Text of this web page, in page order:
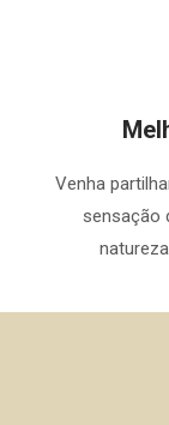
Venha
sensação